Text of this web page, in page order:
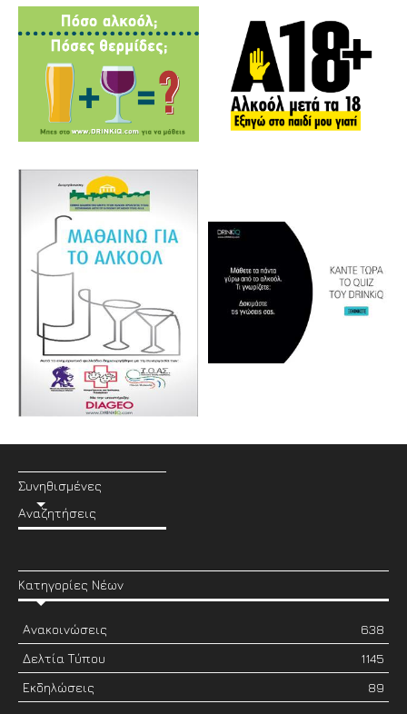
Συνηθισμένες
Αναζητήσεις
Κατηγορίες Νέων
Ανακοινώσεις
638
Δελτία Τύπου
1145
Εκδηλώσεις
89